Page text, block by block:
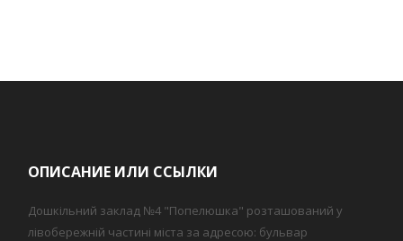
ОПИСАНИЕ ИЛИ ССЫЛКИ
Дошкільний заклад №4 "Попелюшка" розташований у
лівобережній частині міста за адресою: бульвар